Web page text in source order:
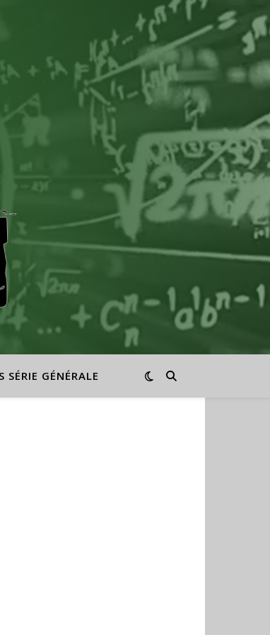
SÉRIE GÉNÉRALE